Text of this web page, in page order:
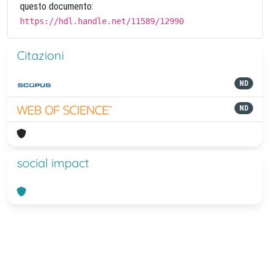
questo documento:
https://hdl.handle.net/11589/12990
Citazioni
ND
ND
social impact